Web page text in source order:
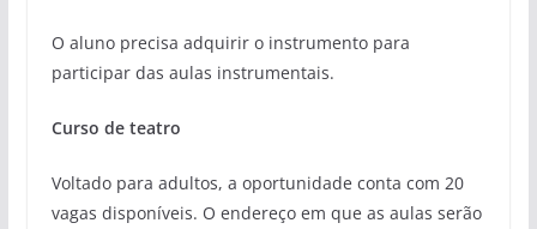
O aluno precisa adquirir o instrumento para
participar das aulas instrumentais.
Curso de teatro
Voltado para adultos, a oportunidade conta com 20
vagas disponíveis. O endereço em que as aulas serão